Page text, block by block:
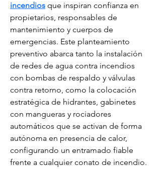
incendios que inspiran confianza en
propietarios, responsables de
mantenimiento y cuerpos de
emergencias. Este planteamiento
preventivo abarca tanto la instalación
de redes de agua contra incendios
con bombas de respaldo y válvulas
contra retorno, como la colocación
estratégica de hidrantes, gabinetes
con mangueras y rociadores
automáticos que se activan de forma
autónoma en presencia de calor,
configurando un entramado fiable
frente a cualquier conato de incendio.